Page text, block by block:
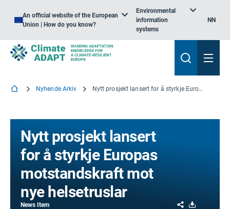
An official website of the European
Union | How do you know?
Environmental
information
systems
NN
Nyhende Arkiv Nytt prosjekt lansert for å styrkje Europas motstandskraft mot nye helsetruslar
Nytt prosjekt lansert
for å styrkje Europas
motstandskraft mot
nye helsetruslar
News Item Share